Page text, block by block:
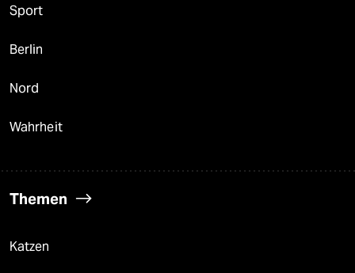
Sport
Berlin
Nord
Wahrheit
Themen
Katzen